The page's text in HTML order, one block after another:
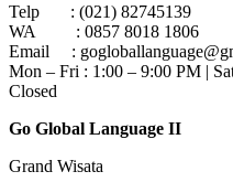
Telp : (021) 82745139
WA : 0857 8018 1806
Email :
Mon – Fri : 1:00 – 9:00 PM |
Closed
Go Global Language II
Grand Wisata